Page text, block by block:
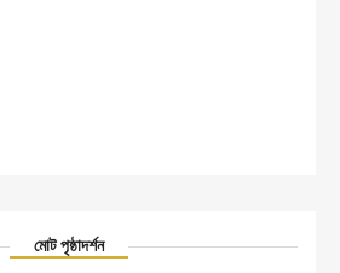
মোট পৃষ্ঠাদর্শন